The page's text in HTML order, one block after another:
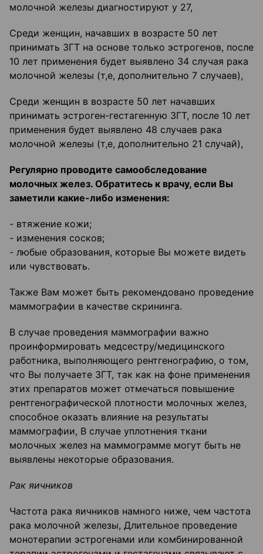
молочной железы диагностируют у 27,
Среди женщин, начавших в возрасте 50 лет
принимать ЗГТ на основе только эстрогенов, после
10 лет применения будет выявлено 34 случая рака
молочной железы (т,е, дополнительно 7 случаев),
Среди женщин в возрасте 50 лет начавших
принимать эстроген-гестагенную ЗГТ, после 10 лет
применения будет выявлено 48 случаев рака
молочной железы (т,е, дополнительно 21 случай),
Регулярно проводите самообследование
молочных желез. Обратитесь к врачу, если Вы
заметили какие-либо изменения:
- втяжение кожи;
- изменения сосков;
- любые образования, которые Вы можете видеть
или чувствовать.
Также Вам может быть рекомендовано проведение
маммографии в качестве скрининга.
В случае проведения маммографии важно
проинформировать медсестру/медицинского
работника, выполняющего рентгенографию, о том,
что Вы получаете ЗГТ, так как на фоне применения
этих препаратов может отмечаться повышение
рентгенографической плотности молочных желез,
способное оказать влияние на результаты
маммографии, В случае уплотнения ткани
молочных желез на маммограмме могут быть не
выявлены некоторые образования.
Рак яичников
Частота рака яичников намного ниже, чем частота
рака молочной железы, Длительное проведение
монотерапии эстрогенами или комбинированной